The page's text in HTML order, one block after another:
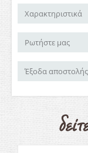
Χαρακτηριστικά
Ρωτήστε μας
Έξοδα αποστολής